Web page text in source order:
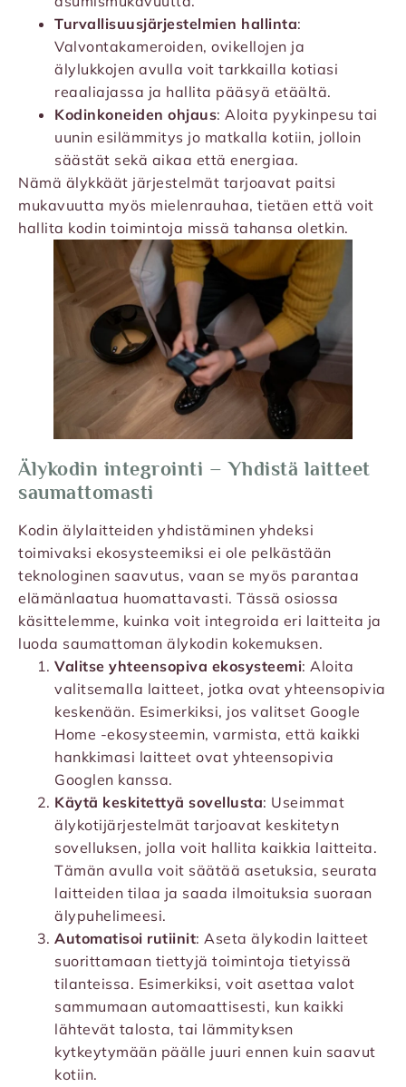
Turvallisuusjärjestelmien hallinta:
Valvontakameroiden, ovikellojen ja
älylukkojen avulla voit tarkkailla kotiasi
reaaliajassa ja hallita pääsyä etäältä.
Kodinkoneiden ohjaus: Aloita pyykinpesu tai
uunin esilämmitys jo matkalla kotiin, jolloin
säästät sekä aikaa että energiaa.
Nämä älykkäät järjestelmät tarjoavat paitsi
mukavuutta myös mielenrauhaa, tietäen että voit
hallita kodin toimintoja missä tahansa oletkin.
Älykodin integrointi – Yhdistä laitteet
saumattomasti
Kodin älylaitteiden yhdistäminen yhdeksi
toimivaksi ekosysteemiksi ei ole pelkästään
teknologinen saavutus, vaan se myös parantaa
elämänlaatua huomattavasti. Tässä osiossa
käsittelemme, kuinka voit integroida eri laitteita ja
luoda saumattoman älykodin kokemuksen.
Valitse yhteensopiva ekosysteemi: Aloita
valitsemalla laitteet, jotka ovat yhteensopivia
keskenään. Esimerkiksi, jos valitset Google
Home -ekosysteemin, varmista, että kaikki
hankkimasi laitteet ovat yhteensopivia
Googlen kanssa.
Käytä keskitettyä sovellusta: Useimmat
älykotijärjestelmät tarjoavat keskitetyn
sovelluksen, jolla voit hallita kaikkia laitteita.
Tämän avulla voit säätää asetuksia, seurata
laitteiden tilaa ja saada ilmoituksia suoraan
älypuhelimeesi.
Automatisoi rutiinit: Aseta älykodin laitteet
suorittamaan tiettyjä toimintoja tietyissä
tilanteissa. Esimerkiksi, voit asettaa valot
sammumaan automaattisesti, kun kaikki
lähtevät talosta, tai lämmityksen
kytkeytymään päälle juuri ennen kuin saavut
kotiin.